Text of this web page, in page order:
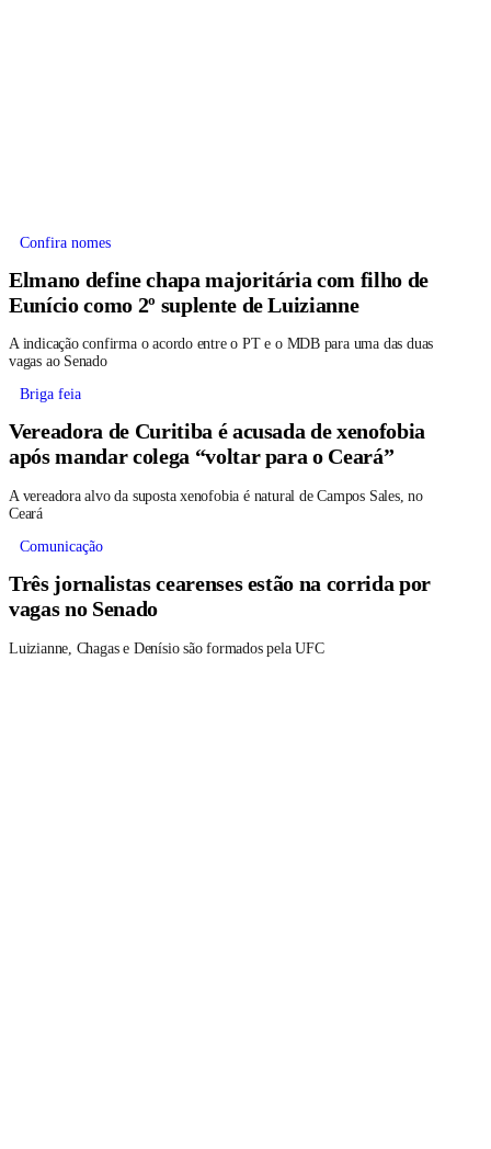
Confira nomes
Elmano define chapa majoritária com filho de
Eunício como 2º suplente de Luizianne
A indicação confirma o acordo entre o PT e o MDB para uma das duas
vagas ao Senado
Briga feia
Vereadora de Curitiba é acusada de xenofobia
após mandar colega “voltar para o Ceará”
A vereadora alvo da suposta xenofobia é natural de Campos Sales, no
Ceará
Comunicação
Três jornalistas cearenses estão na corrida por
vagas no Senado
Luizianne, Chagas e Denísio são formados pela UFC